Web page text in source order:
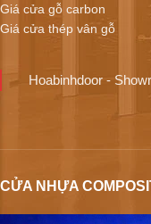
Giá cửa gỗ carbon
Giá cửa thép vân gỗ
Hoabinhdoor -
CỬA NHỰA